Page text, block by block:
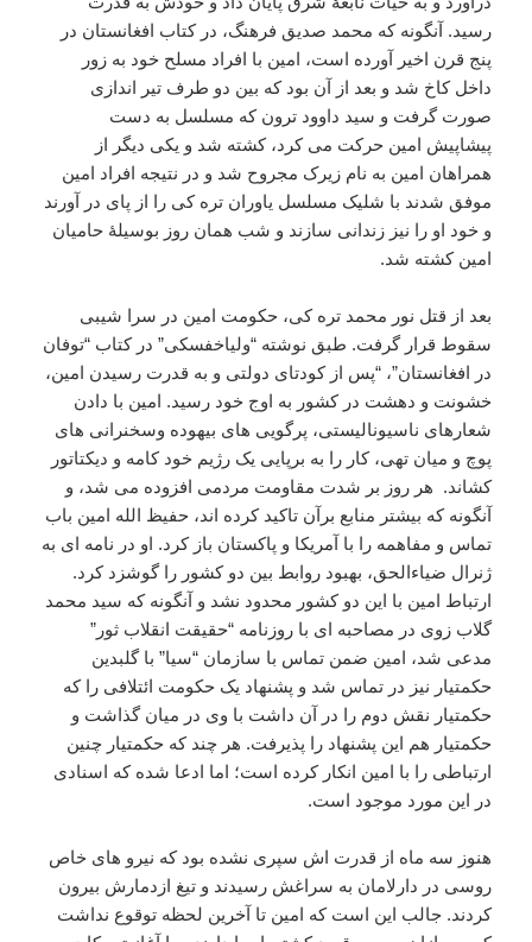
رسید. آنگونه که محمد صدیق فرهنگ، در کتاب افغانستان در
پنج قرن اخیر آورده است، امین با افراد مسلح خود به زور
داخل کاخ شد و بعد از آن بود که بین دو طرف تیر اندازی
صورت گرفت و سید داوود ترون که مسلسل به دست
پیشاپیش امین حرکت می کرد، کشته شد و یکی دیگر از
همراهان امین به نام زیرک مجروح شد و در نتیجه افراد امین
موفق شدند با شلیک مسلسل یاوران تره کی را از پای در آورند
و خود او را نیز زندانی سازند و شب همان روز بوسیلۀ حامیان
امین کشته شد.
بعد از قتل نور محمد تره کی، حکومت امین در سرا شیبی
سقوط قرار گرفت. طبق نوشته “ولیاخفسکی” در کتاب “توفان
در افغانستان”، “پس از کودتای دولتی و به قدرت رسیدن امین،
خشونت و دهشت در کشور به اوج خود رسید. امین با دادن
شعارهای ناسیونالیستی، پرگویی های بیهوده وسخنرانی های
پوچ و میان تهی، کار را به برپایی یک رژیم خود کامه و دیکتاتور
کشاند. هر روز بر شدت مقاومت مردمی افزوده می شد، و
آنگونه که بیشتر منابع برآن تاکید کرده اند، حفیظ الله امین باب
تماس و مفاهمه را با آمریکا و پاکستان باز کرد. او در نامه ای به
ژنرال ضیاءالحق، بهبود روابط بین دو کشور را گوشزد کرد.
ارتباط امین با این دو کشور محدود نشد و آنگونه که سید محمد
گلاب زوی در مصاحبه ای با روزنامه “حقیقت انقلاب ثور”
مدعی شد، امین ضمن تماس با سازمان “سیا” با گلبدین
حکمتیار نیز در تماس شد و پشنهاد یک حکومت ائتلافی را که
حکمتیار نقش دوم را در آن داشت با وی در میان گذاشت و
حکمتیار هم این پشنهاد را پذیرفت. هر چند که حکمتیار چنین
ارتباطی را با امین انکار کرده است؛ اما ادعا شده که اسنادی
در این مورد موجود است.
هنوز سه ماه از قدرت اش سپری نشده بود که نیرو های خاص
روسی در دارلامان به سراغش رسیدند و تیغ ازدمارش بیرون
کردند. جالب این است که امین تا آخرین لحظه توقوع نداشت